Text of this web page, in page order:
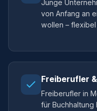
Junge
von Anfang an
wollen –
Freiberufler
Freiberufler in
für Buchhaltung